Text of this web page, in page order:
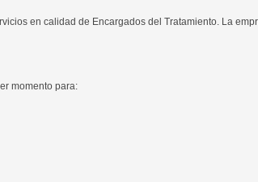
en calidad de Encargados del Tratamiento. La
momento para: